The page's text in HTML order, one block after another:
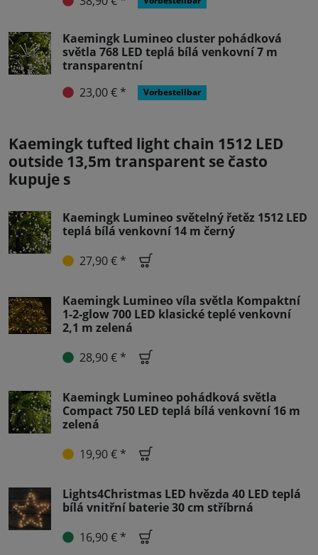
Kaemingk Lumineo cluster pohádková
světla 768 LED teplá bílá venkovní 7 m
transparentní
23,00 € *
Vorbestellbar
Kaemingk tufted light chain 1512 LED
outside 13,5m transparent se často
kupuje s
Kaemingk Lumineo světelný řetěz 1512 LED
teplá bílá venkovní 14 m černý
27,90 € *
Kaemingk Lumineo víla světla Kompaktní
1-2-glow 700 LED klasické teplé venkovní
2,1 m zelená
28,90 € *
Kaemingk Lumineo pohádková světla
Compact 750 LED teplá bílá venkovní 16 m
zelená
19,90 € *
Lights4Christmas LED hvězda 40 LED teplá
bílá vnitřní baterie 30 cm stříbrná
16,90 € *